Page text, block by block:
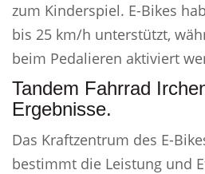
zum Kinderspiel. E-Bikes
bis 25 km/h unterstützt,
beim Pedalieren aktiviert
Tandem Fahrrad
Ergebnisse.
Das Kraftzentrum des E-
bestimmt die Leistung und